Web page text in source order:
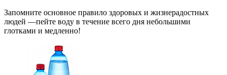
Запомните основное правило здоровых и жизнерадостных
людей —пейте воду в течение всего дня небольшими
глотками и медленно!